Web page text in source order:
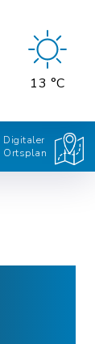
13 °C
Digitaler
Ortsplan